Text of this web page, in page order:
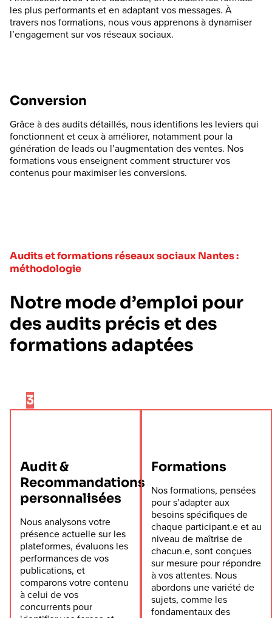
les plus performants et en adaptant vos messages. À
travers nos formations, nous vous apprenons à dynamiser
l’engagement sur vos réseaux sociaux.
Conversion
Grâce à des audits détaillés, nous identifions les leviers qui
fonctionnent et ceux à améliorer, notamment pour la
génération de leads ou l’augmentation des ventes. Nos
formations vous enseignent comment structurer vos
contenus pour maximiser les conversions.
Audits et formations réseaux sociaux Nantes :
méthodologie
Notre mode d’emploi pour
des audits précis et des
formations adaptées
Audit &
Recommandations
personnalisées
Nous analysons votre
présence actuelle sur les
plateformes, évaluons les
performances de vos
publications, et
comparons votre contenu
à celui de vos
concurrents pour
Formations
Nos formations, pensées
pour s’adapter aux
besoins spécifiques de
chaque participant.e et au
niveau de maîtrise de
chacun.e, sont conçues
sur mesure pour répondre
à vos attentes. Nous
abordons une variété de
sujets, comme les
fondamentaux des